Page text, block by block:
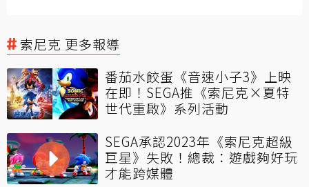
索尼克 更多報導
番茄水餃蛋《音速小子3》上映
在即！SEGA推《索尼克×夏特
世代重啟》系列活動
SEGA承認2023年《索尼克超級
巨星》失敗！總裁：遊戲夠好玩
才能跨媒體